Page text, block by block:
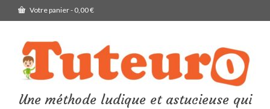
Votre panier- 0,00€
Une méthode ludique et astucieuse qui